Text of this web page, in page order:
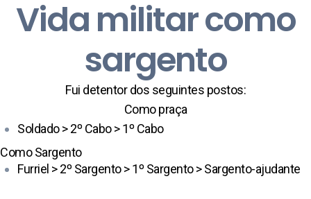
Vida militar como
sargento
Fui detentor dos seguintes postos:
Como praça
Soldado > 2º Cabo > 1º Cabo
Como Sargento
Furriel > 2º Sargento > 1º Sargento > Sargento-ajudante